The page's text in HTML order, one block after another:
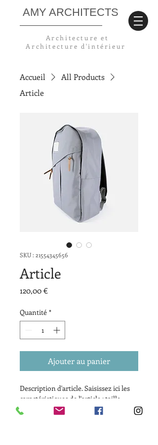
AMY ARCHITECTS
Architecture et
Architectured'intérieur
Accueil
All Products
Article
SKU : 21554345656
Article
120,00 €Prix
Quantité *
Ajouter au panier
Description d'article. Saisissez ici les
caractéristiques de l'article : taille,
matière et autres informations utiles.